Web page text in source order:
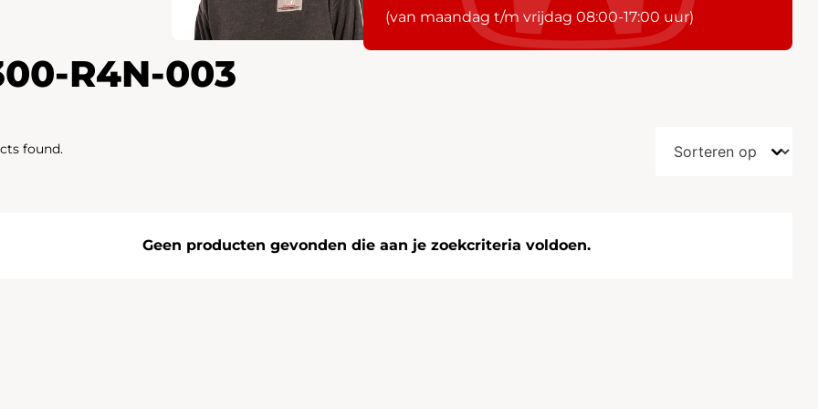
(van maandag t/m vrijdag 08:00-17:00 uur)
R4N-003
found.
Geen producten gevonden die aan je zoekcriteria voldoen.